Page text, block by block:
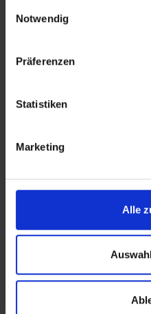
Notwendig
Präferenzen
Statistiken
Marketing
Alle
Bindungswirkung.
gemeinsamen Kinder
regelmäßig das
übertragen.
Bei unverheirateten
Liegt die elterliche
Mutter. Die Mutter
mit Einwilligung des
Familiennamen
gemeinsame